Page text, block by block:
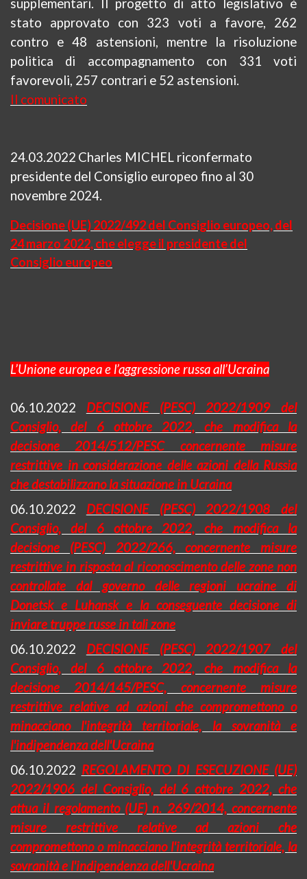
supplementari. Il progetto di atto legislativo è
stato approvato con 323 voti a favore, 262
contro e 48 astensioni, mentre la risoluzione
politica di accompagnamento con 331 voti
favorevoli, 257 contrari e 52 astensioni.
Il comunicato
24.03.2022 Charles MICHEL riconfermato
presidente del Consiglio europeo fino al 30
novembre 2024.
Decisione (UE) 2022/492 del Consiglio europeo, del
24 marzo 2022, che elegge il presidente del
Consiglio europeo
L’Unione europea e l’aggressione russa all’Ucraina
06.10.2022
DECISIONE (PESC) 2022/1909 del
Consiglio, del 6 ottobre 2022, che modifica la
decisione 2014/512/PESC concernente misure
restrittive in considerazione delle azioni della Russia
che destabilizzano la situazione in Ucraina
06.10.2022
DECISIONE (PESC) 2022/1908 del
Consiglio, del 6 ottobre 2022, che modifica la
decisione (PESC) 2022/266, concernente misure
restrittive in risposta al riconoscimento delle zone non
controllate dal governo delle regioni ucraine di
Donetsk e Luhanske la conseguente decisione di
inviare truppe russe in tali zone
06.10.2022
DECISIONE (PESC) 2022/1907 del
Consiglio, del 6 ottobre 2022, che modifica la
decisione 2014/145/PESC, concernente misure
restrittive relative ad azioni che compromettono o
minacciano l'integrità territoriale, la sovranità e
l'indipendenza dell'Ucraina
06.10.2022 REGOLAMENTO DI ESECUZIONE (UE)
2022/1906 del Consiglio, del 6 ottobre 2022, che
attua il regolamento (UE) n. 269/2014, concernente
misure restrittive relative ad azioni che
compromettono o minacciano l'integrità territoriale, la
sovranità e l'indipendenza dell'Ucraina